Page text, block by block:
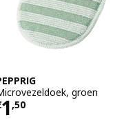
groen
1,50 € 1,50